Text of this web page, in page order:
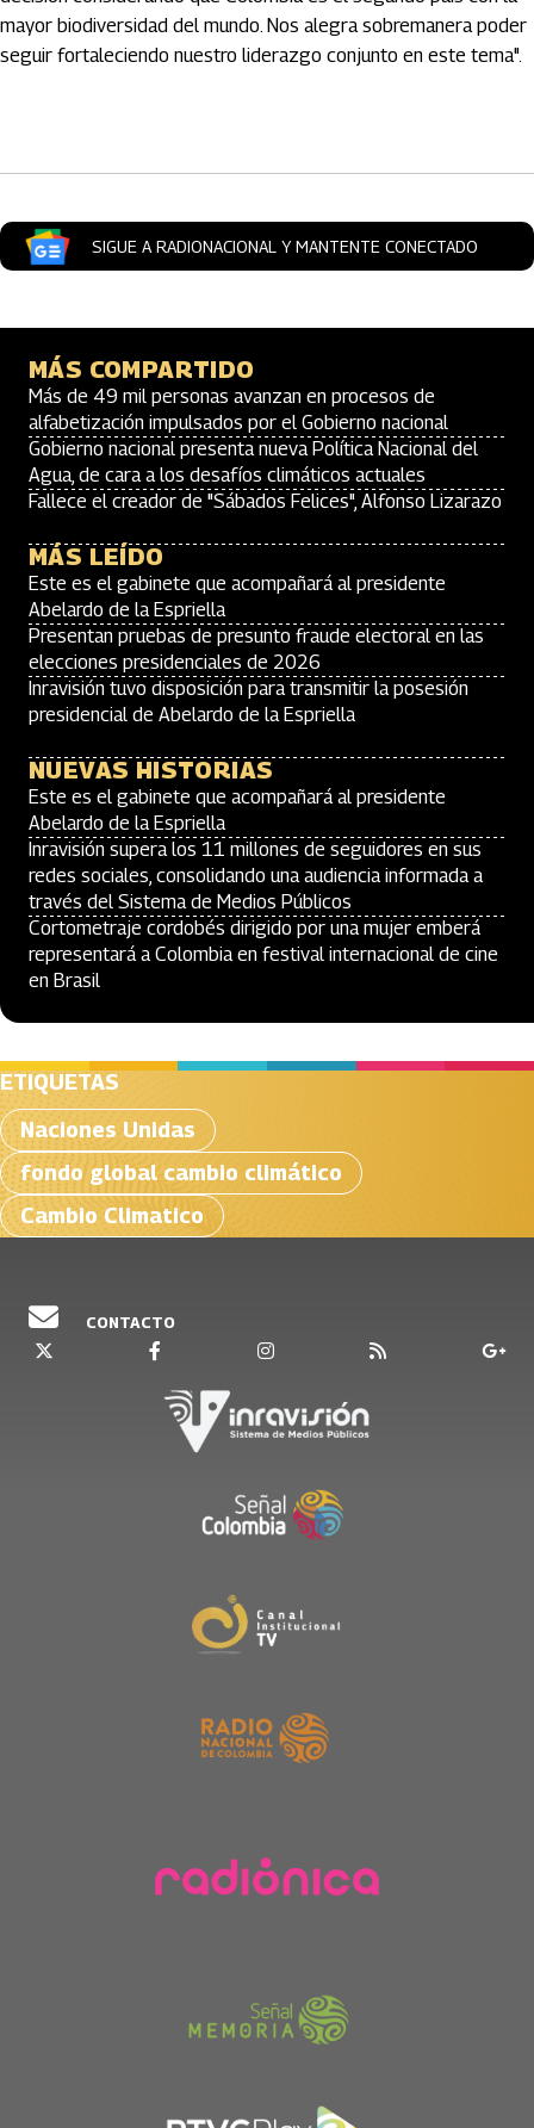
mayor biodiversidad del mundo. Nos alegra sobremanera poder
seguir fortaleciendo nuestro liderazgo conjunto en este tema".
SIGUE A RADIONACIONAL Y MANTENTE CONECTADO
MÁS COMPARTIDO
Más de 49 mil personas avanzan en procesos de
alfabetización impulsados por el Gobierno nacional
Gobierno nacional presenta nueva Política Nacional del
Agua, de cara a los desafíos climáticos actuales
Fallece el creador de "Sábados Felices", Alfonso Lizarazo
MÁS LEÍDO
Este es el gabinete que acompañará al presidente
Abelardo de la Espriella
Presentan pruebas de presunto fraude electoral en las
elecciones presidenciales de 2026
Inravisión tuvo disposición para transmitir la posesión
presidencial de Abelardo de la Espriella
NUEVAS HISTORIAS
Este es el gabinete que acompañará al presidente
Abelardo de la Espriella
Inravisión supera los 11 millones de seguidores en sus
redes sociales, consolidando una audiencia informada a
través del Sistema de Medios Públicos
Cortometraje cordobés dirigido por una mujer emberá
representará a Colombia en festival internacional de cine
en Brasil
ETIQUETAS
Naciones Unidas
fondo global cambio climático
Cambio Climatico
CONTACTO